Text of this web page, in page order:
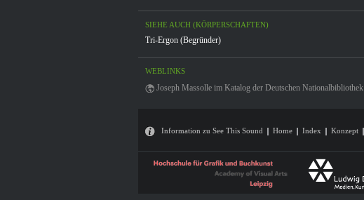
SIEHE AUCH (KÖRPERSCHAFTEN)
Tri-Ergon (Begründer)
WEBLINKS
Joseph Massolle im Katalog der Deutschen Nationalbibliothek
Information zu See This Sound Home Index Konzept